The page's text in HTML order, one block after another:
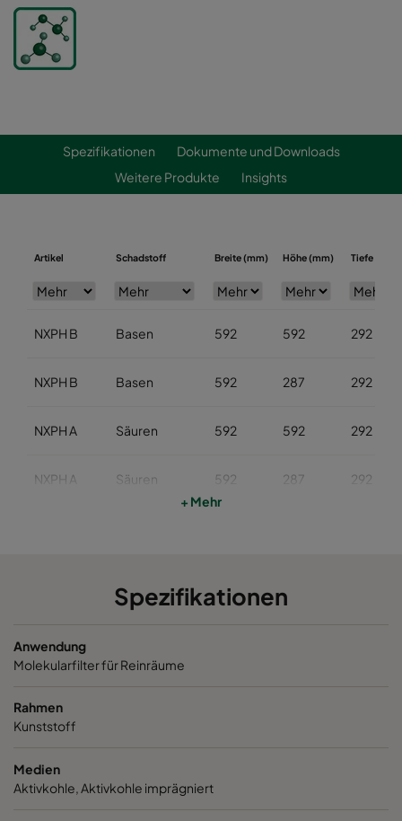
Spezifikationen
Dokumente und Downloads
Weitere Produkte
Insights
Artikel Schadstoff Breite (mm) Höhe (mm) Tiefe (mm)
NXPH B Basen 592 592 292
NXPH B Basen 592 287 292
NXPH A Säuren 592 592 292
NXPH A Säuren 592 287 292
+ Mehr
Spezifikationen
Anwendung
Molekularfilter für Reinräume
Rahmen
Kunststoff
Medien
Aktivkohle, Aktivkohle imprägniert